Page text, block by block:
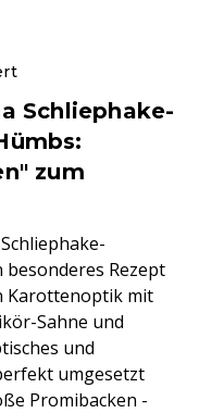
Schliephake-
zum
Rezept
Karottenoptik mit
Sahne und
und
umgesetzt
Promibacken -